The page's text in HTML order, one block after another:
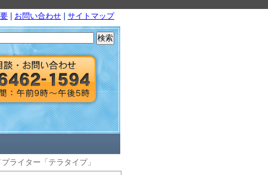
お問い合わせ サイトマップ
:
ライター「テラタイプ」